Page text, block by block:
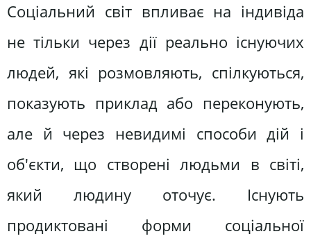
Соціальний світ впливає на індивіда
не тільки через дії реально існуючих
людей, які розмовляють, спілкуються,
показують приклад або переконують,
але й через невидимі способи дій і
об'єкти, що створені людьми в світі,
який людину оточує. Існують
продиктовані форми соціальної